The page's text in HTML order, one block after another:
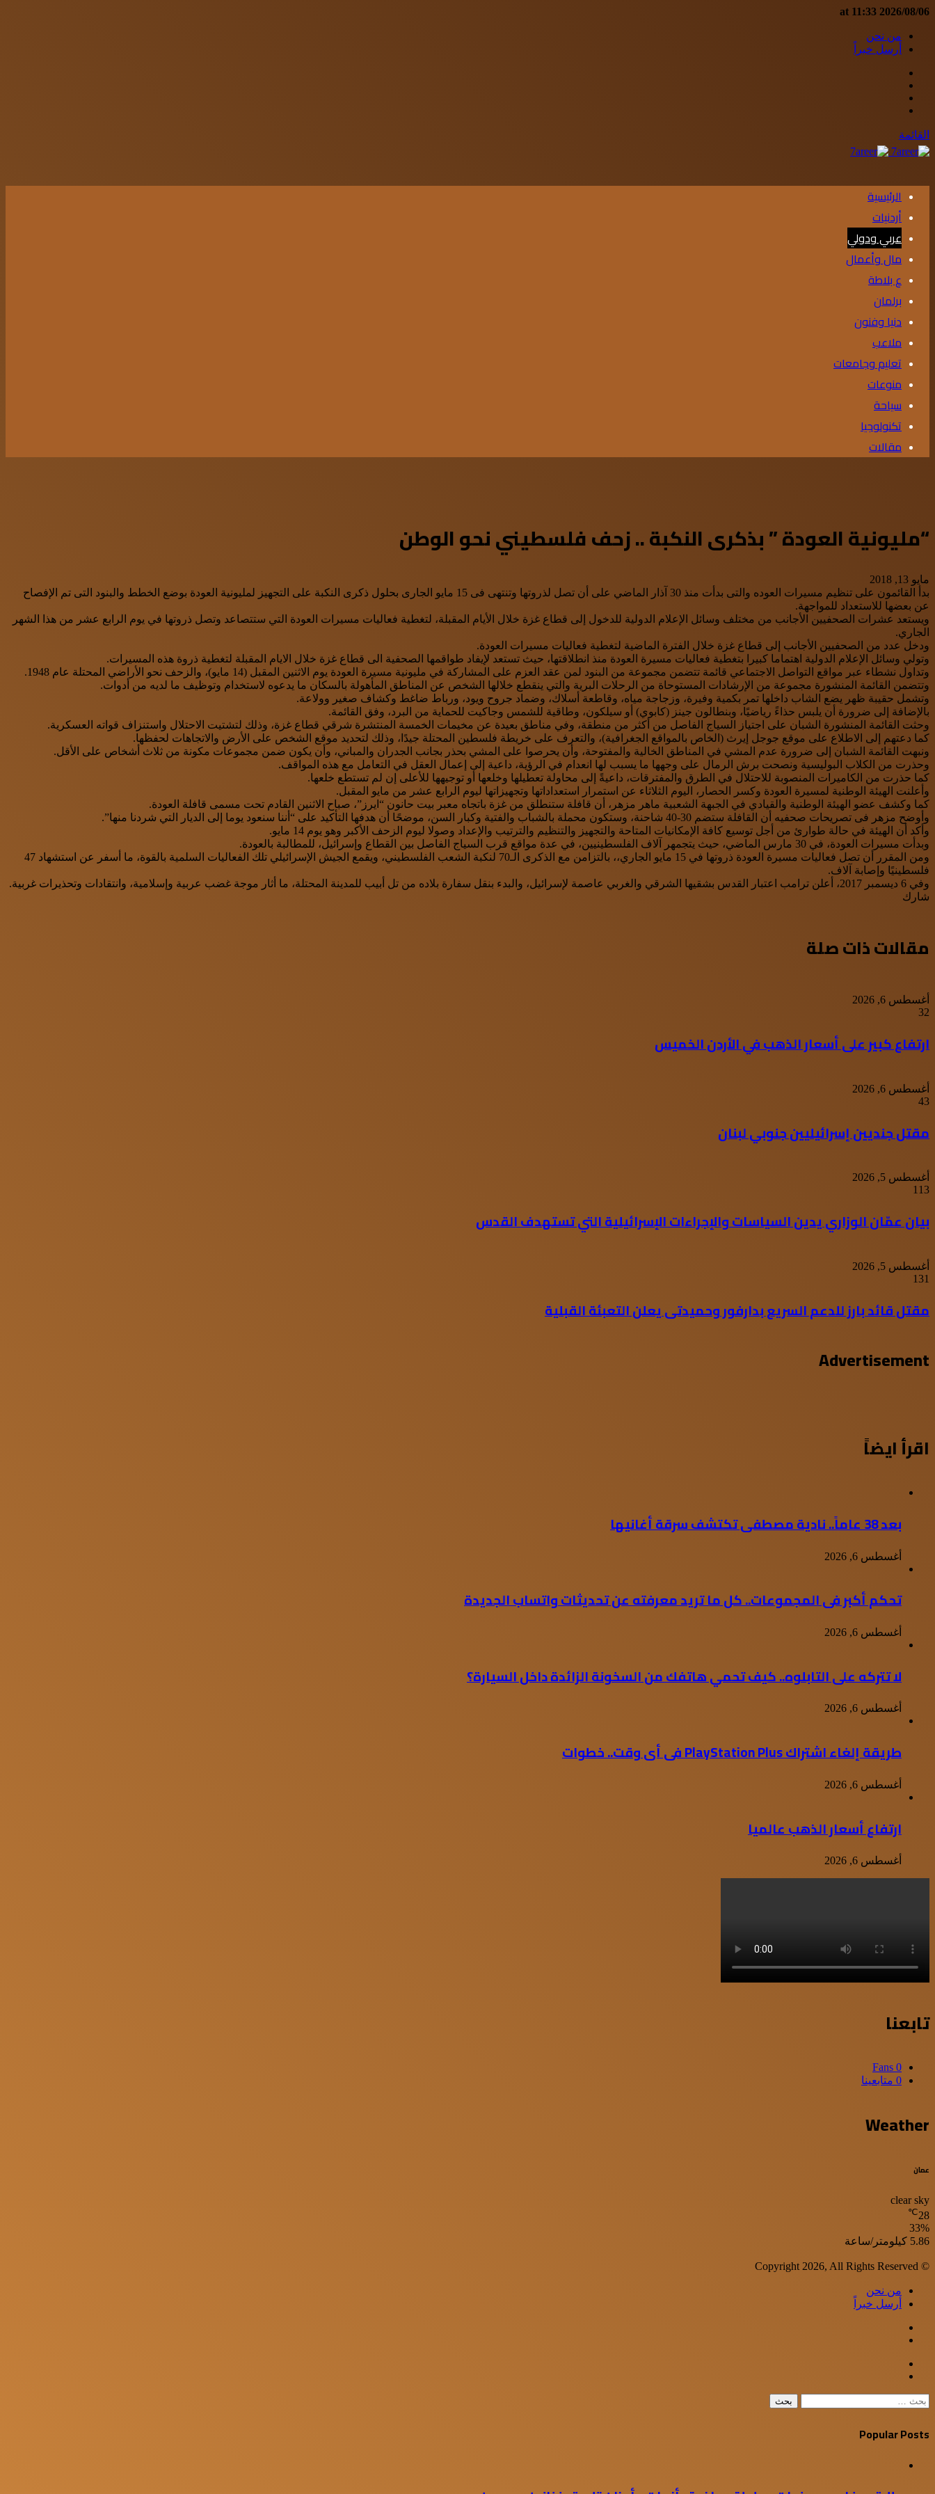
2026/08/06 at 11:33
من نحن
أرسل خبراً
القائمة
الرئيسية
أردنيات
عربي ودولي
مال وأعمال
ع بلاطة
برلمان
دنيا وفنون
ملاعب
تعليم وجامعات
منوعات
سياحة
تكنولوجيا
مقالات
“مليونية العودة ” بذكرى النكبة .. زحف فلسطيني نحو الوطن
مايو 13, 2018
بدأ القائمون على تنظيم مسيرات العوده والتى بدأت منذ 30 آذار الماضي على أن تصل لذروتها وتنتهى فى 15 مايو الجارى بحلول ذكرى النكبة على التجهيز لمليونية العودة بوضع الخطط والبنود التى تم الإفصاح
عن بعضها للاستعداد للمواجهة.
ويستعد عشرات الصحفيين الأجانب من مختلف وسائل الإعلام الدولية للدخول إلى قطاع غزة خلال الأيام المقبلة، لتغطية فعاليات مسيرات العودة التي ستتصاعد وتصل ذروتها في يوم الرابع عشر من هذا الشهر
الجاري.
ودخل عدد من الصحفيين الأجانب إلى قطاع غزة خلال الفترة الماضية لتغطية فعاليات مسيرات العودة.
وتولي وسائل الإعلام الدولية اهتماما كبيرا بتغطية فعاليات مسيرة العودة منذ انطلاقتها، حيث تستعد لإيفاد طواقمها الصحفية الى قطاع غزة خلال الايام المقبلة لتغطية ذروة هذه المسيرات.
وتداول نشطاء عبر مواقع التواصل الاجتماعي قائمة تتضمن مجموعة من البنود لمن عقد العزم على المشاركة في مليونية مسيرة العودة يوم الاثنين المقبل (14 مايو)، والزحف نحو الأراضي المحتلة عام 1948.
وتتضمن القائمة المنشورة مجموعة من الإرشادات المستوحاة من الرحلات البرية والتي ينقطع خلالها الشخص عن المناطق المأهولة بالسكان ما يدعوه لاستخدام وتوظيف ما لديه من أدوات.
وتشمل حقيبة ظهر يضع الشاب داخلها تمر بكمية وفيرة، وزجاجة مياه، وقاطعة أسلاك، وضماد جروح ويود، ورباط ضاغط وكشاف صغير وولاعة.
بالإضافة إلى ضرورة أن يلبس حذاءً رياضيًا، وبنطالون جينز (كابوي) أو سيلكون، وطاقية للشمس وجاكيت للحماية من البرد، وفق القائمة.
وحثت القائمة المنشورة الشبان على اجتياز السياج الفاصل من أكثر من منطقة، وفي مناطق بعيدة عن مخيمات الخمسة المنتشرة شرقي قطاع غزة، وذلك لتشتيت الاحتلال واستنزاف قواته العسكرية.
كما دعتهم إلى الاطلاع على موقع جوجل إيرث (الخاص بالمواقع الجغرافية)، والتعرف على خريطة فلسطين المحتلة جيدًا، وذلك لتحديد موقع الشخص على الأرض والاتجاهات لحفظها.
ونبهت القائمة الشبان إلى ضرورة عدم المشي في المناطق الخالية والمفتوحة، وأن يحرصوا على المشي بحذر بجانب الجدران والمباني، وأن يكون ضمن مجموعات مكونة من ثلاث أشخاص على الأقل.
وحذرت من الكلاب البوليسية ونصحت برش الرمال على وجهها ما يسبب لها انعدام في الرؤية، داعية إلى إعمال العقل في التعامل مع هذه المواقف.
كما حذرت من الكاميرات المنصوبة للاحتلال في الطرق والمفترقات، داعيةً إلى محاولة تعطيلها وخلعها أو توجيهها للأعلى إن لم تستطع خلعها.
وأعلنت الهيئة الوطنية لمسيرة العودة وكسر الحصار، اليوم الثلاثاء عن استمرار استعداداتها وتجهيزاتها ليوم الرابع عشر من مايو المقبل.
كما وكشف عضو الهيئة الوطنية والقيادي في الجبهة الشعبية ماهر مزهر، أن قافلة ستنطلق من غزة باتجاه معبر بيت حانون “ايرز”، صباح الاثنين القادم تحت مسمى قافلة العودة.
وأوضح مزهر فى تصريحات صحفيه أن القافلة ستضم 30-40 شاحنة، وستكون محملة بالشباب والفتية وكبار السن، موضحًا أن هدفها التأكيد على “أننا سنعود يوما إلى الديار التي شردنا منها”.
وأكد أن الهيئة في حالة طوارئ من أجل توسيع كافة الإمكانيات المتاحة والتجهيز والتنظيم والترتيب والإعداد وصولا ليوم الزحف الأكبر وهو يوم 14 مايو.
وبدأت مسيرات العودة، في 30 مارس الماضي، حيث يتجمهر آلاف الفلسطينيين، في عدة مواقع قرب السياج الفاصل بين القطاع وإسرائيل، للمطالبة بالعودة.
ومن المقرر أن تصل فعاليات مسيرة العودة ذروتها في 15 مايو الجاري،، بالتزامن مع الذكرى الـ70 لنكبة الشعب الفلسطيني، ويقمع الجيش الإسرائيلي تلك الفعاليات السلمية بالقوة، ما أسفر عن استشهاد 47
فلسطينيًا وإصابة آلاف.
وفي 6 ديسمبر 2017، أعلن ترامب اعتبار القدس بشقيها الشرقي والغربي عاصمة لإسرائيل، والبدء بنقل سفارة بلاده من تل أبيب للمدينة المحتلة، ما أثار موجة غضب عربية وإسلامية، وانتقادات وتحذيرات غربية.
شارك
مقالات ذات صلة
أغسطس 6, 2026
32
ارتفاع كبير على أسعار الذهب في الأردن الخميس
أغسطس 6, 2026
43
مقتل جنديين إسرائيليين جنوبي لبنان
أغسطس 5, 2026
113
بيان عمّان الوزاري يدين السياسات والإجراءات الإسرائيلية التي تستهدف القدس
أغسطس 5, 2026
131
مقتل قائد بارز للدعم السريع بدارفور وحميدتى يعلن التعبئة القبلية
Advertisement
اقرأ ايضاً
بعد 38 عاماً.. نادية مصطفى تكتشف سرقة أغانيها
أغسطس 6, 2026
تحكم أكبر فى المجموعات.. كل ما تريد معرفته عن تحديثات واتساب الجديدة
أغسطس 6, 2026
لا تتركه على التابلوه.. كيف تحمي هاتفك من السخونة الزائدة داخل السيارة؟
أغسطس 6, 2026
طريقة إلغاء اشتراك PlayStation Plus فى أى وقت.. خطوات
أغسطس 6, 2026
ارتفاع أسعار الذهب عالميا
أغسطس 6, 2026
تابعنا
0
Fans
0 متابعينا
Weather
عمان
clear sky
28
℃
الرطوبة:
33%
الرياح:
5.86 كيلومتر/ساعة
© Copyright 2026, All Rights Reserved
من نحن
أرسل خبراً
Facebook
Twitter
Google+
WhatsApp
Viber
إغلاق
البحث
Popular Posts